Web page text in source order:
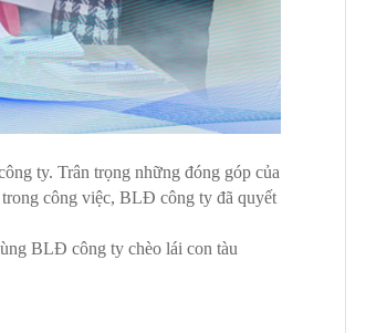
ty. Trân trọng những đóng góp của
trong công việc, BLĐ công ty đã quyết
BLĐ công ty chèo lái con tàu